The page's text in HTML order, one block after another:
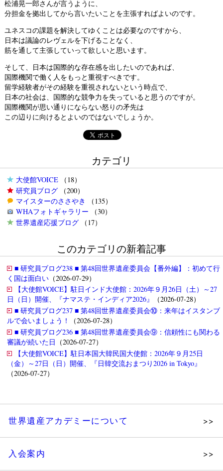
松浦晃一郎さんが言うように、
分担金を拠出してから言いたいことを主張すればよいのです。
ユネスコの課題を解決してゆくことは必要なのですから、
日本は議論のレヴェルを下げることなく、
筋を通して主張していって欲しいと思います。
そして、日本は国際的な存在感を出したいのであれば、
国際機関で働く人をもっと重視すべきです。
留学経験者がその経験を重視されないという時点で、
日本の社会は、国際的な競争力を失っていると思うのですが。
国際機関が思い通りにならない怒りの矛先は
この辺りに向けるとよいのではないでしょうか。
カテゴリ
大使館VOICE（18）
研究員ブログ（200）
マイスターのささやき
（135）
WHAフォトギャラリー （30）
世界遺産応援ブログ（17）
このカテゴリの新着記事
■ 研究員ブログ238 ■ 第48回世界遺産委員会【番外編】：初めて行
く国は面白い（2026-07-29）
【大使館VOICE】駐日インド大使館：2026年９月26日（土）～27
日（日）開催、『ナマステ・インディア2026』
（2026-07-28）
■ 研究員ブログ237 ■ 第48回世界遺産委員会⑩：来年はイスタンブ
ルで会いましょう！
（2026-07-28）
■ 研究員ブログ236 ■ 第48回世界遺産委員会⑨：信頼性にも関わる
審議が続いた日 （2026-07-27）
【大使館VOICE】駐日本国大韓民国大使館：2026年９月25日
（金）～27日（日）開催、『日韓交流おまつり2026 in Tokyo』
（2026-07-27）
世界遺産アカデミーについて
入会案内